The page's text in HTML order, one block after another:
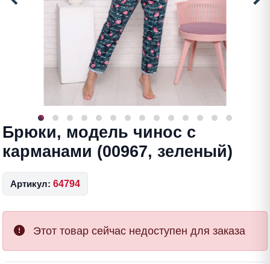
Брюки, модель чинос с
карманами (00967, зеленый)
Артикул: 64794
Этот товар сейчас недоступен для заказа